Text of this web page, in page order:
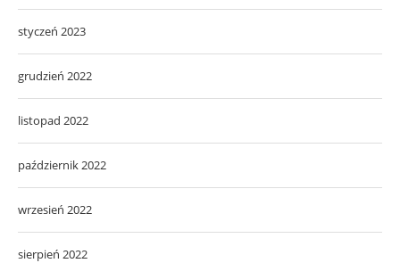
styczeń 2023
grudzień 2022
listopad 2022
październik 2022
wrzesień 2022
sierpień 2022